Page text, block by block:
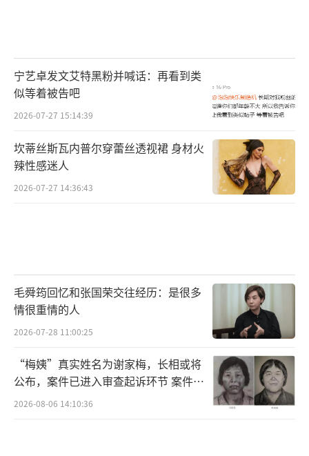
除了强大的制作团队，《鳄梦岛》所邀请
的演员们也都是实力派。户外达人马练由青年
演员淮文饰演，其参演过《庆余年》《飞鸟
集》《赢天下》等众多影视作品，淮文通过这
的表演，她凭借自己对角色独到的理解和恰到
好处的演绎给观众留下了美好的荧屏印象；生
物学博士柳胜男由实力派演员陈洁出演，她曾
塑造过不少经典角色，无论是《天仙配》中
的“张巧嘴”、《大秧歌》中的“竹叶青”、
还是《灵魂摆渡》中的“我主阿茶”，她以自
己独有的魅力诠释了每一个鲜活的角色；真人
宁艺卓发文艾特黑粉并喊话：再看到类
似等着被告吧
2026-07-27 15:14:39
坎蒂丝斯瓦内普尔穿蕾丝透视裙 身材火
辣性感迷人
2026-07-27 14:36:43
毛舜筠回忆和张国荣交往经历：是很多
情很重情的人
2026-07-28 11:00:25
“梅姨”真实姓名为谢家梅，长相或将
公布，案件已进入审查起诉环节 案件迎
来新进展
2026-08-06 14:10:36